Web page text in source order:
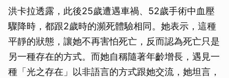
洪卡拉透露，此後25歲遭遇車禍、52歲手術中血壓
驟降時，都跟2歲時的瀕死體驗相同。她表示，這種
平靜的狀態，讓她不再害怕死亡，反而認為死亡只是
另一種存在的方式。而她自稱隨著年齡增長，遇見一
種「光之存在」以非語言的方式跟她交流，她坦言，